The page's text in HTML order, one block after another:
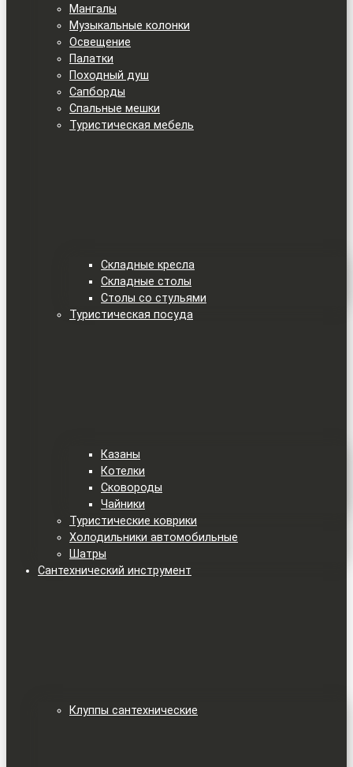
Мангалы
Музыкальные колонки
Освещение
Палатки
Походный душ
Сапборды
Спальные мешки
Туристическая мебель
Складные кресла
Складные столы
Столы со стульями
Туристическая посуда
Казаны
Котелки
Сковороды
Чайники
Туристические коврики
Холодильники автомобильные
Шатры
Сантехнический инструмент
Клуппы сантехнические